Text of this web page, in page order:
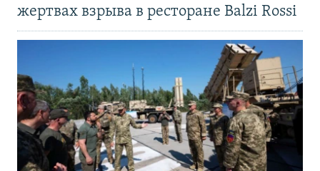
жертвах взрыва в ресторане Balzi Rossi